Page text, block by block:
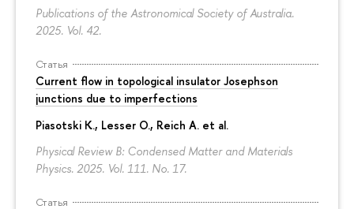
Publications of the Astronomical Society of Australia.
2025. Vol. 42.
Статья
Current flow in topological insulator Josephson
junctions due to imperfections
Piasotski K., Lesser O., Reich A. et al.
Physical Review B: Condensed Matter and Materials
Physics. 2025. Vol. 111. No. 17.
Статья